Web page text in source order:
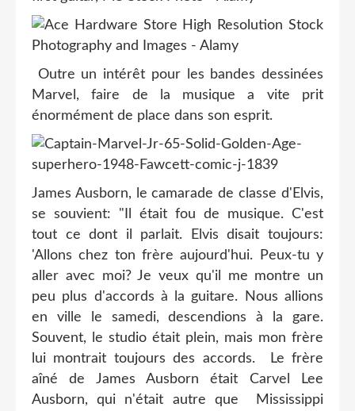
Outre un intérêt pour les bandes dessinées
Marvel, faire de la musique a vite prit
énormément de place dans son esprit.
James Ausborn, le camarade de classe d'Elvis,
se souvient: "Il était fou de musique. C'est
tout ce dont il parlait. Elvis disait toujours:
'Allons chez ton frère aujourd'hui. Peux-tu y
aller avec moi? Je veux qu'il me montre un
peu plus d'accords à la guitare. Nous allions
en ville le samedi, descendions à la gare.
Souvent, le studio était plein, mais mon frère
lui montrait toujours des accords. Le frère
aîné de James Ausborn était Carvel Lee
Ausborn, qui n'était autre que Mississippi